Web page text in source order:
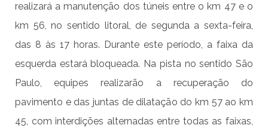
realizará a manutenção dos túneis entre o km 47 e o
km 56, no sentido litoral, de segunda a sexta-feira,
das 8 às 17 horas. Durante este período, a faixa da
esquerda estará bloqueada. Na pista no sentido São
Paulo, equipes realizarão a recuperação do
pavimento e das juntas de dilatação do km 57 ao km
45, com interdições alternadas entre todas as faixas,